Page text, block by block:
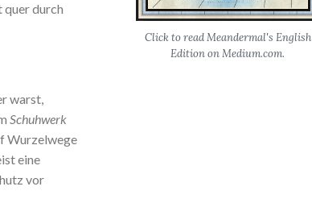
quer durch
warst,
Schuhwerk
Wurzelwege
eine
vor
Click to read Meandermal's English
Edition on Medium.com.